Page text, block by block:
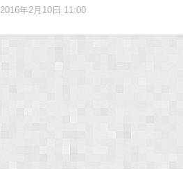
2016年2月10日 11:00